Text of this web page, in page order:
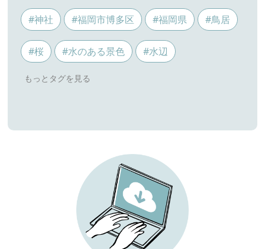
#神社 #福岡市博多区 #福岡県 #鳥居
#桜 #水のある景色 #水辺